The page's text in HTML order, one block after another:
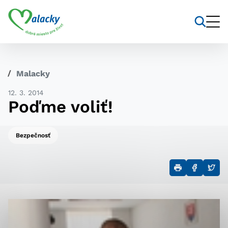
Malacky
12. 3. 2014
Poďme voliť!
Bezpečnosť
Cookies sú malé súbory, do ktorých webové stránky
môžu ukladať informácie o vašej aktivite a
preferenciách. Používajú sa napríklad k tomu, aby si
Technické súbory cookie sú pre prevádzku nevyhnutné
a pomáhajú urobiť webové stránky uplatniteľnými tým,